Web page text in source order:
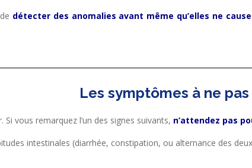
détecter des anomalies avant même qu’elles ne
Les symptômes à ne
vous remarquez l’un des signes suivants, n’attendez pas
intestinales (diarrhée, constipation, ou alternance des